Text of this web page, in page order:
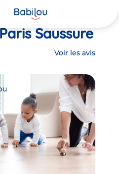
Saussure
Voir les avis